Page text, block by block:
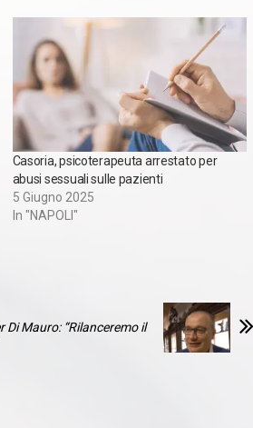
Casoria, psicoterapeuta arrestato per
abusi sessuali sulle pazienti
5 Giugno 2025
In "NAPOLI"
Di Mauro: “Rilanceremo il